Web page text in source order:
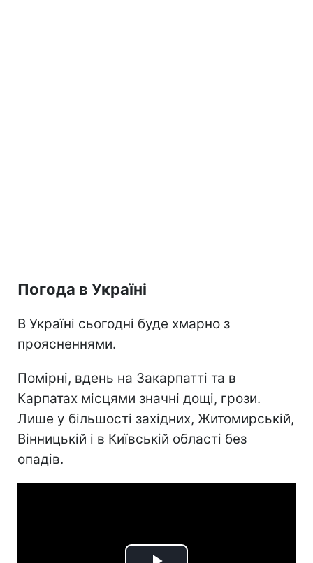
Погода в Україні
В Україні сьогодні буде хмарно з
проясненнями.
Помірні, вдень на Закарпатті та в
Карпатах місцями значні дощі, грози.
Лише у більшості західних, Житомирській,
Вінницькій і в Київській області без
опадів.